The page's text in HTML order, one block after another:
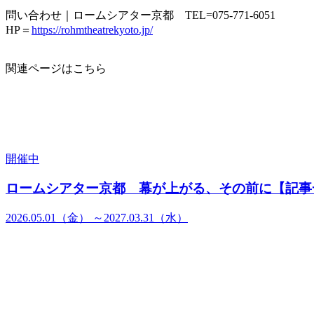
問い合わせ｜ロームシアター京都 TEL=075-771-6051
HP＝ https://rohmtheatrekyoto.jp/
関連ページはこちら
開催中
ロームシアター京都 幕が上がる、その前に【記
2026.05.01（金） ～2027.03.31（水）